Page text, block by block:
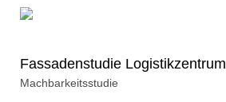
Fassadenstudie Logistikzentrum
Machbarkeitsstudie